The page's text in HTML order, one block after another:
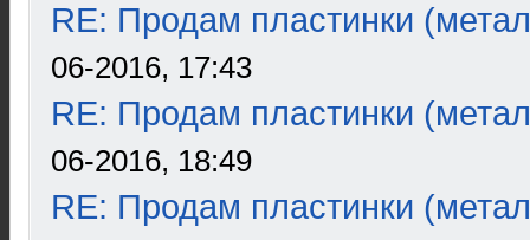
RE: Продам пластинки
06-2016, 17:43
RE: Продам пластинки
06-2016, 18:49
RE: Продам пластинки